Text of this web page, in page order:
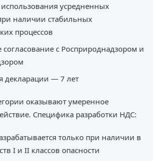
усредненных
наличии стабильных
процессов
согласование с Росприроднадзором и
декларации — 7 лет
оказывают умеренное
Специфика разработки НДС:
только при наличии в
I и II классов опасности